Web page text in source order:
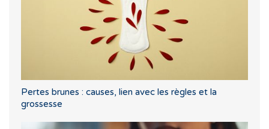
Pertes brunes : causes, lien avec les règles et la
grossesse